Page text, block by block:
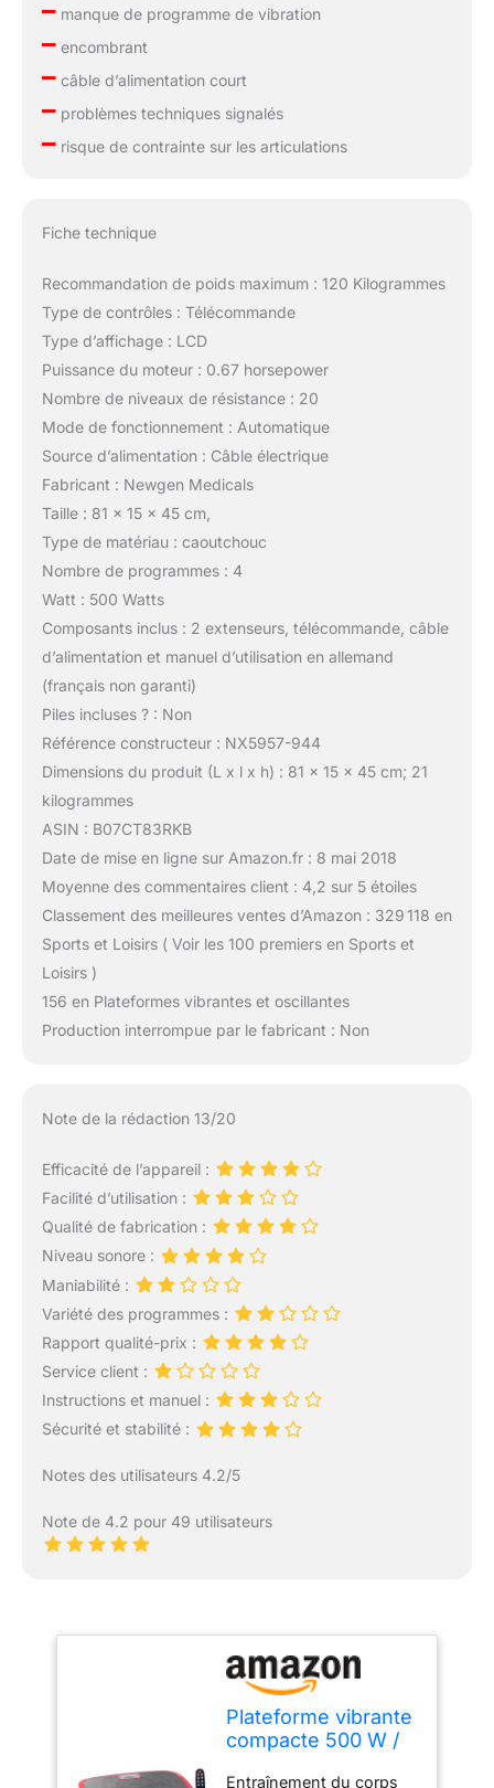
–manque de programme de vibration
–encombrant
–câble d’alimentation court
–problèmes techniques signalés
–risque de contrainte sur les articulations
Fiche technique
Recommandation de poids maximum : 120 Kilogrammes
Type de contrôles : Télécommande
Type d’affichage : LCD
Puissance du moteur : 0.67 horsepower
Nombre de niveaux de résistance : 20
Mode de fonctionnement : Automatique
Source d’alimentation : Câble électrique
Fabricant : Newgen Medicals
Taille : 81 x 15 x 45 cm,
Type de matériau : caoutchouc
Nombre de programmes : 4
Watt : 500 Watts
Composants inclus : 2 extenseurs, télécommande, câble
d’alimentation et manuel d’utilisation en allemand
(français non garanti)
Piles incluses ? : Non
Référence constructeur : NX5957-944
Dimensions du produit (L x l x h) : 81 x 15 x 45 cm; 21
kilogrammes
ASIN : B07CT83RKB
Date de mise en ligne sur Amazon.fr : 8 mai 2018
Moyenne des commentaires client : 4,2 sur 5 étoiles
Classement des meilleures ventes d’Amazon : 329 118 en
Sports et Loisirs ( Voir les 100 premiers en Sports et
Loisirs )
156 en Plateformes vibrantes et oscillantes
Production interrompue par le fabricant : Non
Note de la rédaction 13/20
Efficacité de l’appareil :
Facilité d’utilisation :
Qualité de fabrication :
Niveau sonore :
Maniabilité :
Variété des programmes :
Rapport qualité-prix :
Service client :
Instructions et manuel :
Sécurité et stabilité :
Notes des utilisateurs 4.2/5
Note de 4.2 pour 49 utilisateurs
Plateforme vibrante
compacte 500 W /
Entraînement du corps